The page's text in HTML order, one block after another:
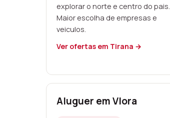
explorar o norte e centro do pais.
Maior escolha de empresas e
veiculos.
Ver ofertas em Tirana →
Aluguer em Vlora